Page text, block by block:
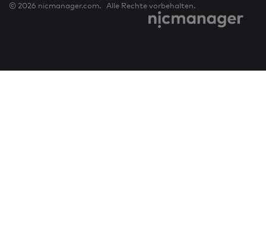
© 2026 nicmanager.com. Alle Rechte vorbehalten.